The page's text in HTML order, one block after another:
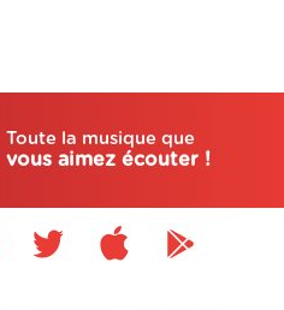
Toute la musique que
vous aimez écouter !